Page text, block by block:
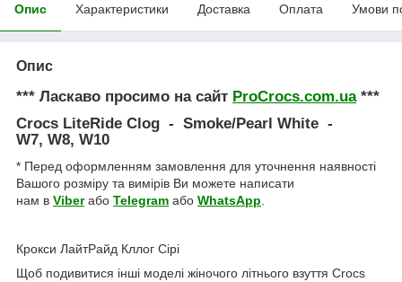
Опис Характеристики Доставка Оплата Умови
Опис
*** Ласкаво просимо на сайт ProCrocs.com.ua***
Crocs LiteRide Clog - Smoke/Pearl White -
W7, W8, W10
* Перед оформленням замовлення для уточнення наявності
Вашого розміру та вимірів Ви можете написати
нам в Viberабо Telegram або WhatsApp.
Крокси ЛайтРайд Кллог Сірі
Щоб подивитися інші моделі жіночого літнього взуття Crocs